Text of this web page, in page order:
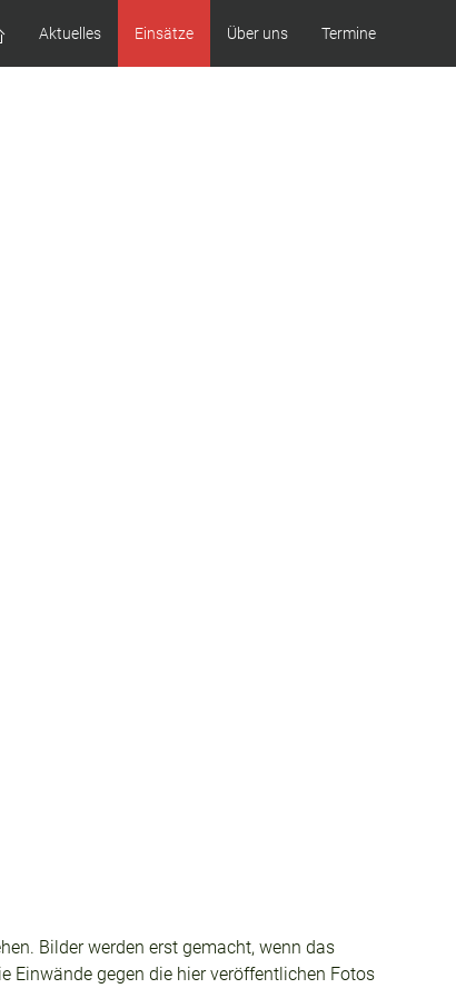
Aktuelles Einsätze Über uns Termine
Bilder werden erst gemacht, wenn das
Einwände gegen die hier veröffentlichen Fotos